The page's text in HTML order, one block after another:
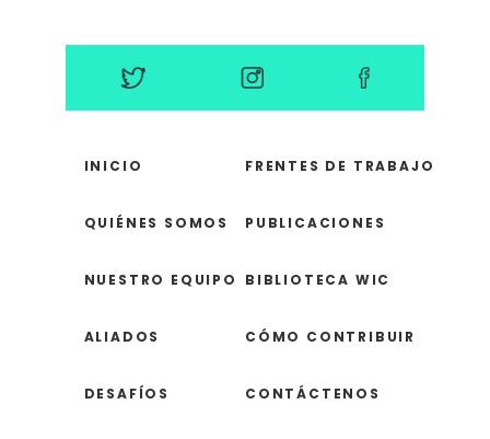
INICIO
QUIÉNES SOMOS
NUESTRO EQUIPO
ALIADOS
DESAFÍOS
FRENTES DE TRABAJO
PUBLICACIONES
BIBLIOTECA WIC
CÓMO CONTRIBUIR
CONTÁCTENOS